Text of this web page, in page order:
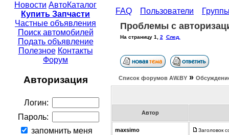
Новости АвтоКаталог
Купить Запчасти
Частные объявления
Поиск автомобилей
Подать объявление
Полезное Контакты
Форум
Авторизация
Логин:
Пароль:
запомнить меня
FAQ Пользователи
Проблемы с
На страницу 1 2 След.
Список форумов АW.BY »
Автор
maxsimo
Заголовок